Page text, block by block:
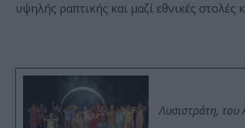
υψηλής ραπτικής και μαζί εθνικές
Λυσιστράτη,